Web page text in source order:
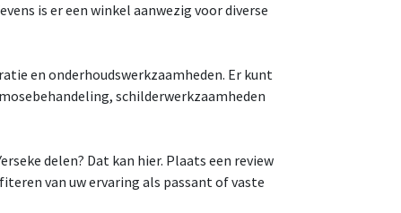
is er een winkel aanwezig voor diverse
en onderhoudswerkzaamheden. Er kunt
schilderwerkzaamheden
delen? Dat kan hier. Plaats een review
van uw ervaring als passant of vaste